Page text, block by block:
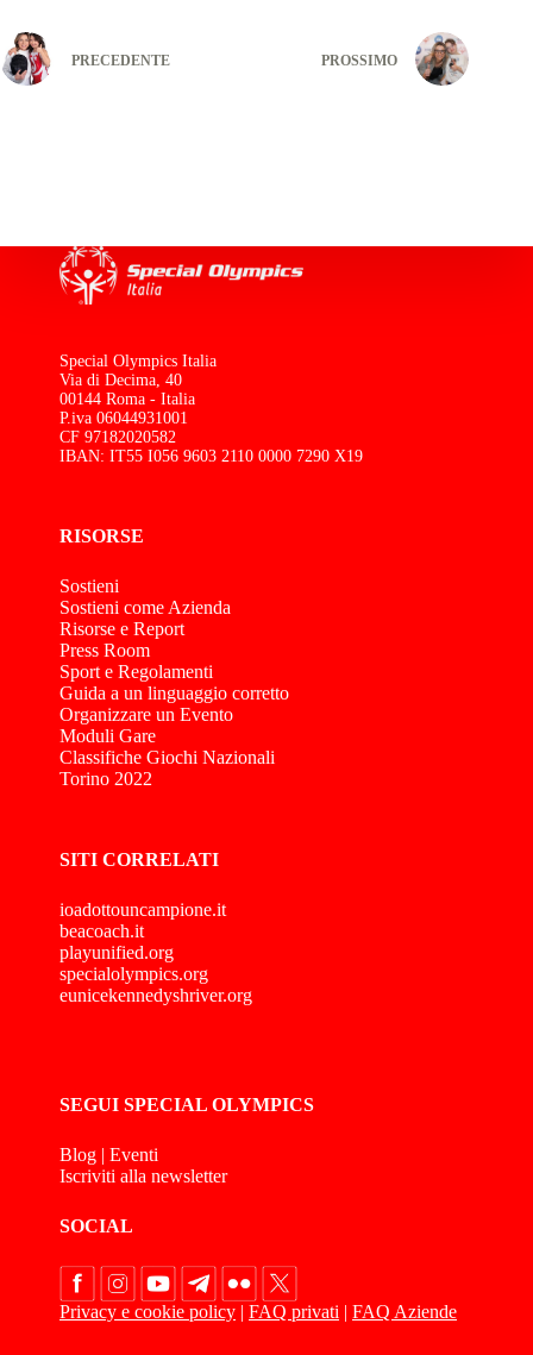
PRECEDENTE PROSSIMO
Special Olympics Italia
Via di Decima, 40
00144 Roma - Italia
P.iva 06044931001
CF 97182020582
IBAN: IT55 I056 9603 2110 0000 7290 X19
RISORSE
Sostieni
Sostieni come Azienda
Risorse e Report
Press Room
Sport e Regolamenti
Guida a un linguaggio corretto
Organizzare un Evento
Moduli Gare
Classifiche Giochi Nazionali
Torino 2022
SITI CORRELATI
ioadottouncampione.it
beacoach.it
playunified.org
specialolympics.org
eunicekennedyshriver.org
SEGUI SPECIAL OLYMPICS
Blog | Eventi
Iscriviti alla newsletter
SOCIAL
Privacy e cookie policy | FAQ privati | FAQ Aziende